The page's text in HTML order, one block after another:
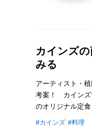
カインズ
みる
アーティスト・
考案！ カインズ
のオリジナル定食
#カインズ #料理